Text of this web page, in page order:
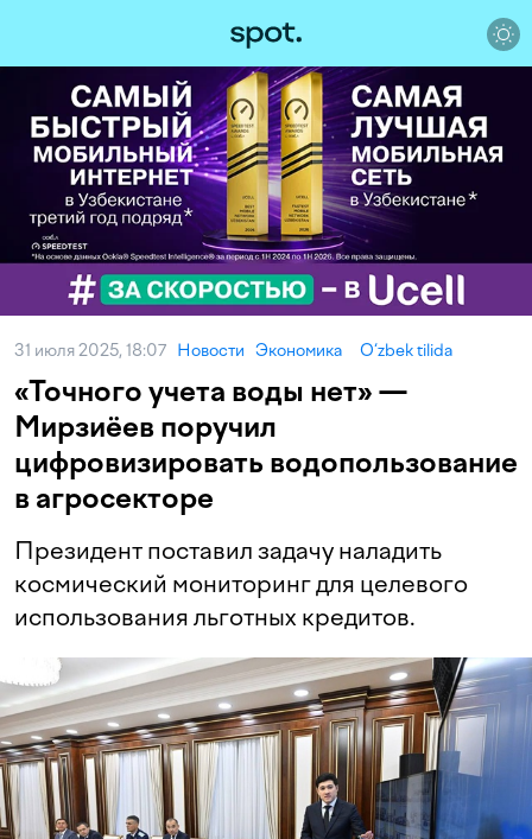
31 июля 2025, 18:07 Новости Экономика O‘zbek tilida
«Точного учета воды нет» —
Мирзиёев поручил
цифровизировать водопользование
в агросекторе
Президент поставил задачу наладить
космический мониторинг для целевого
использования льготных кредитов.